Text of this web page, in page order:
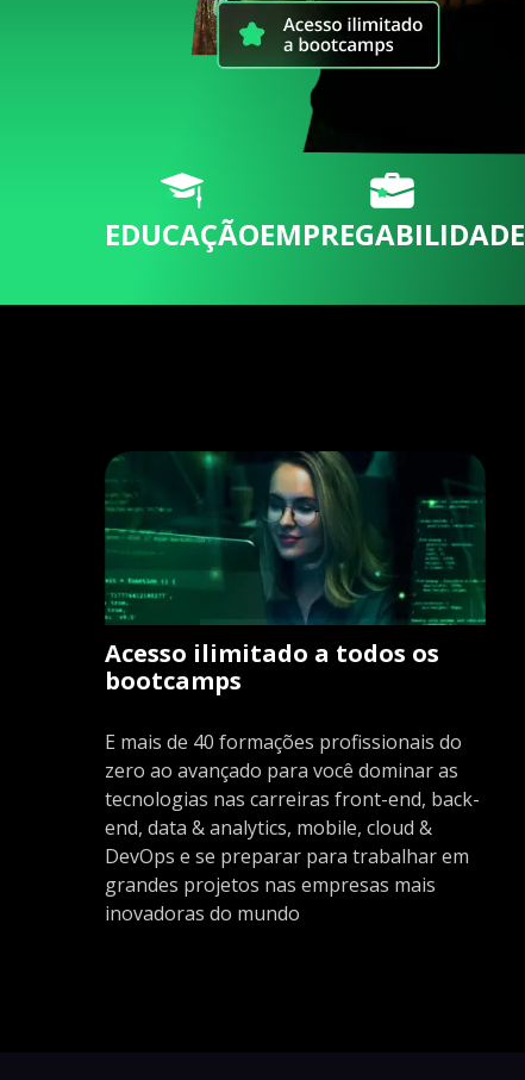
EDUCAÇÃOEMPREGABILIDADE
Acesso ilimitado a todos os
bootcamps
E mais de 40 formações profissionais do
zero ao avançado para você dominar as
tecnologias nas carreiras front-end, back-
end, data & analytics, mobile, cloud &
DevOps e se preparar para trabalhar em
grandes projetos nas empresas mais
inovadoras do mundo